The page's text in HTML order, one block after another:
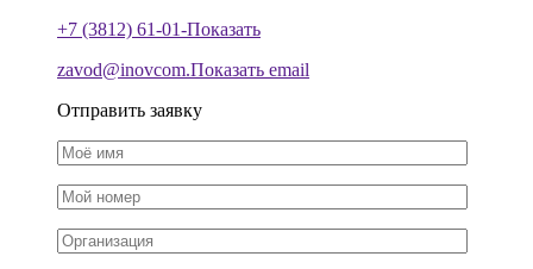
+7 (3812) 61-01-Показать
zavod@inovcom.Показать email
Отправить заявку